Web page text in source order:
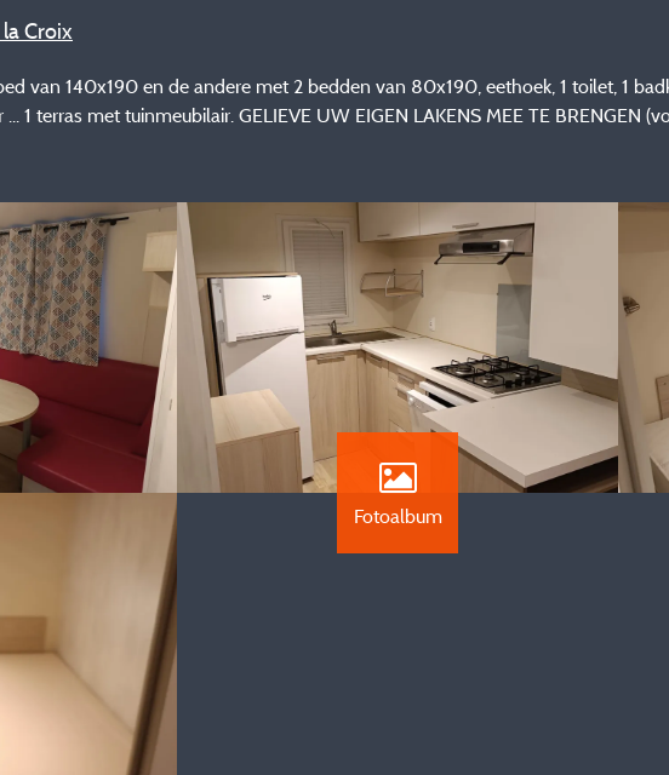
Croix
van 140x190 en de andere met 2 bedden van 80x190, eethoek, 1 toilet, 1
1 terras met tuinmeubilair. GELIEVE UW EIGEN LAKENS MEE TE BRENGEN
Fotoalbum